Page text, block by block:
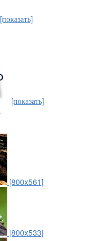
[показать]
[показать]
[800x561]
[800x533]